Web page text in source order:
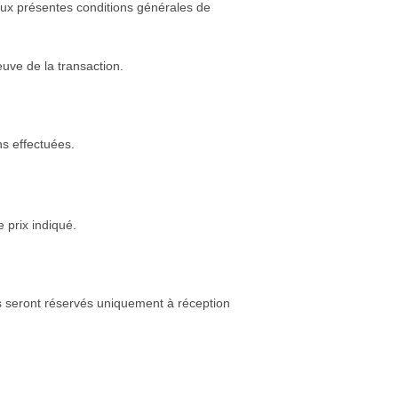
présentes conditions générales de
de la transaction.
effectuées.
prix indiqué.
réservés uniquement à réception